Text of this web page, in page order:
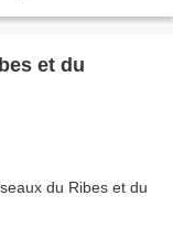
et du